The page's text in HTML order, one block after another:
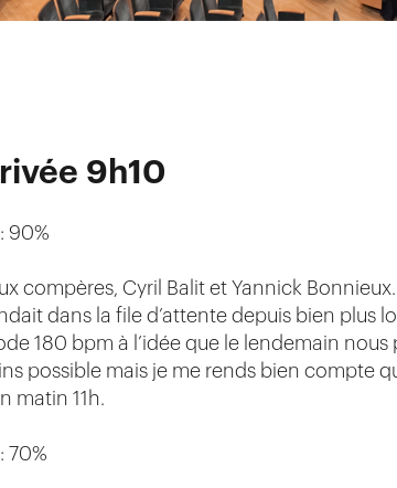
9h10
90%
compères, Cyril Balit et Yannick
dans la file d’attente depuis bien plus
180 bpm à l’idée que le lendemain
possible mais je me rends bien compte
matin 11h.
70%